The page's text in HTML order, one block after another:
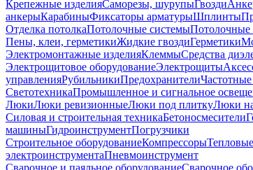
Крепежные изделияСаморезы, шурупыГвозди
анкерыКарабиныФиксаторы арматурыШплинты
Отделка потолкаПотолочные системыПотолочные
Пены, клеи, герметикиЖидкие гвоздиГерметики
Электромонтажные изделияКлеммыСредства
Электрощитовое оборудованиеЭлектрощиты
управленияРубильникиПредохранителиЧастотные
СветотехникаПромышленное и сигнальное
ЛюкиЛюки ревизионныеЛюки под плиткуЛюки
Силовая и строительная техникаБетоносмесители
машиныГидроинструментПогрузчики
Строительное оборудованиеКомпрессоры
электроинструментаПневмоинструмент
Сварочное и паяльное оборудованиеСварочное